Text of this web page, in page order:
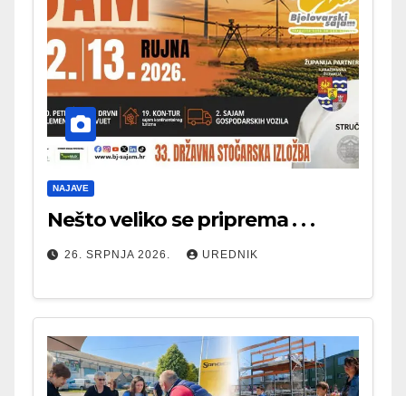
NAJAVE
Nešto veliko se priprema . . .
26. SRPNJA 2026. UREDNIK